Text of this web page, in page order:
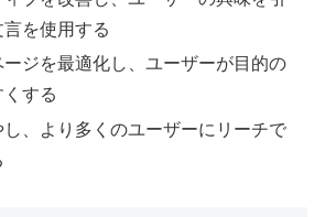
言を使用する
ジを最適化し、ユーザーが目的の
する
し、より多くのユーザーにリーチで